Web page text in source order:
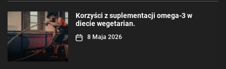
Korzyści z suplementacji omega-3 w
diecie wegetarian.
8 Maja 2026